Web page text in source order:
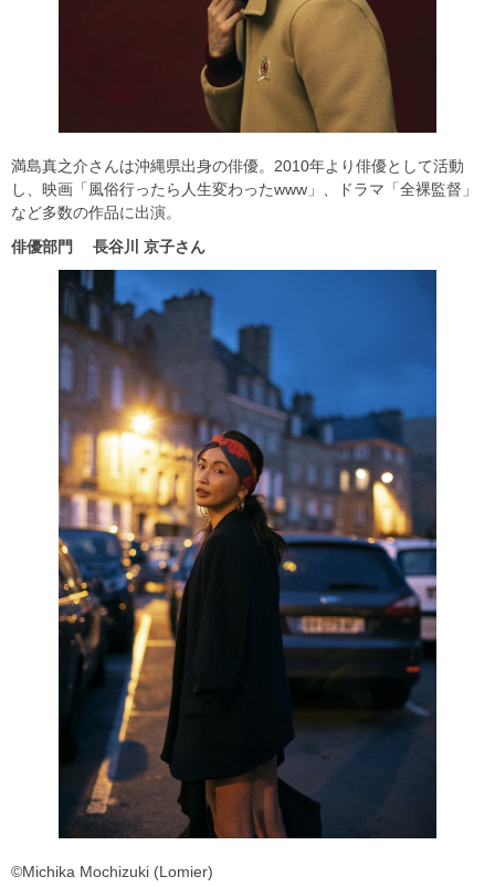
満島真之介さんは沖縄県出身の俳優。2010年より俳優として活動
し、映画「風俗行ったら人生変わったwww」、ドラマ「全裸監督」
など多数の作品に出演。
俳優部門 長谷川 京子さん
©Michika Mochizuki (Lomier)